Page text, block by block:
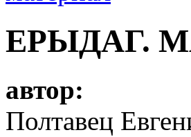
ЕРЫДАГ.
автор:
Полтавец